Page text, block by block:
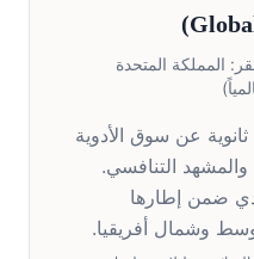
)
المملكة المتحدة
عن سوق الأدوية
التنافسي.
ضمن إطارها
وشمال أفريقيا.